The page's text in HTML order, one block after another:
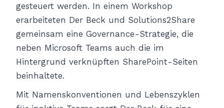
gesteuert werden. In einem Workshop
erarbeiteten Der Beck und Solutions2Share
gemeinsam eine Governance-Strategie, die
neben Microsoft Teams auch die im
Hintergrund verknüpften SharePoint-Seiten
beinhaltete.
Mit Namenskonventionen und Lebenszyklen